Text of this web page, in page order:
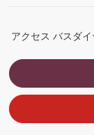
アクセス バスダイ